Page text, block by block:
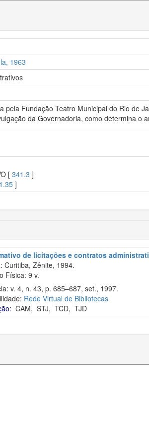
1963
pela Fundação Teatro Municipal do Rio de
da Governadoria, como determina o
[ 341.3 ]
]
de licitações e contratos
Curitiba, Zênite, 1994.
Física: 9 v.
v. 4, n. 43, p. 685–687, set., 1997.
Rede Virtual de Bibliotecas
CAM, STJ, TCD, TJD